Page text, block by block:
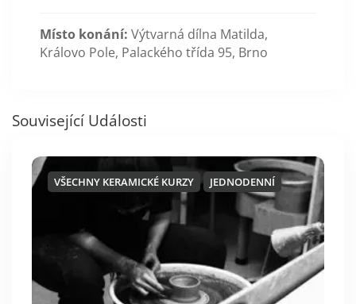
Místo konání: Výtvarná dílna Matilda,
Královo Pole, Palackého třída 95, Brno
Související Události
VŠECHNY KERAMICKÉ KURZY JEDNODENNÍ